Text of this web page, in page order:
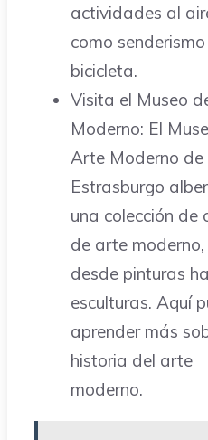
actividades al
como
bicicleta.
Visita el Museo
Moderno: El
Arte Moderno de
Estrasburgo
una colección de
de arte moderno,
desde pinturas
esculturas. Aquí
aprender más
historia del arte
moderno.